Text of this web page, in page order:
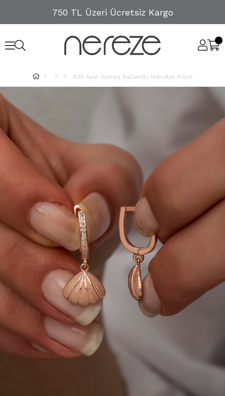
750 TL Üzeri Ücretsiz Kargo
925 Ayar Gümüş Sallantılı İstiridye Küpe